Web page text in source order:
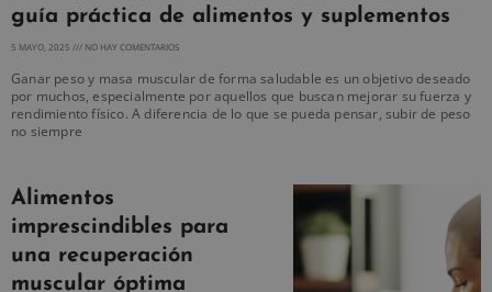
guía práctica de alimentos y suplementos
5 MAYO, 2025 NO HAY COMENTARIOS
Ganar peso y masa muscular de forma saludable es un objetivo deseado
por muchos, especialmente por aquellos que buscan mejorar su fuerza y
rendimiento físico. A diferencia de lo que se pueda pensar, subir de peso
no siempre
Alimentos
imprescindibles para
una recuperación
muscular óptima